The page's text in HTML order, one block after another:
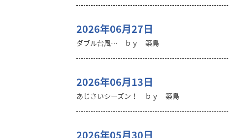
2026年06月27日
ダブル台風… ｂｙ 築島
2026年06月13日
あじさいシーズン！ ｂｙ 築島
2026年05月30日